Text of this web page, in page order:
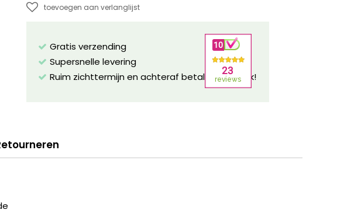
toevoegen aan verlanglijst
Gratis verzending
Supersnelle levering
Ruim zichttermijn en achteraf betalen mogelijk!